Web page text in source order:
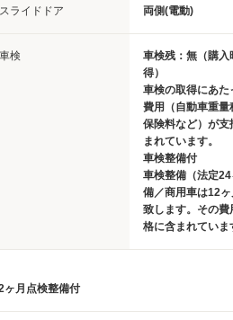
スライドドア 両側(電動)
車検
車検残：無（購入
得）
車検の取得にあた
費用（自動車重量
保険料など）が支
まれています。
車検整備付
車検整備（法定
備／商用車は12
致します。その費
格に含まれていま
月点検整備付